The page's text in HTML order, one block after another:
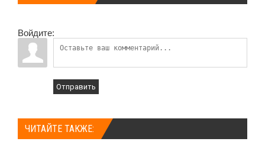
Войдите:
Отправить
ЧИТАЙТЕ ТАКЖЕ: